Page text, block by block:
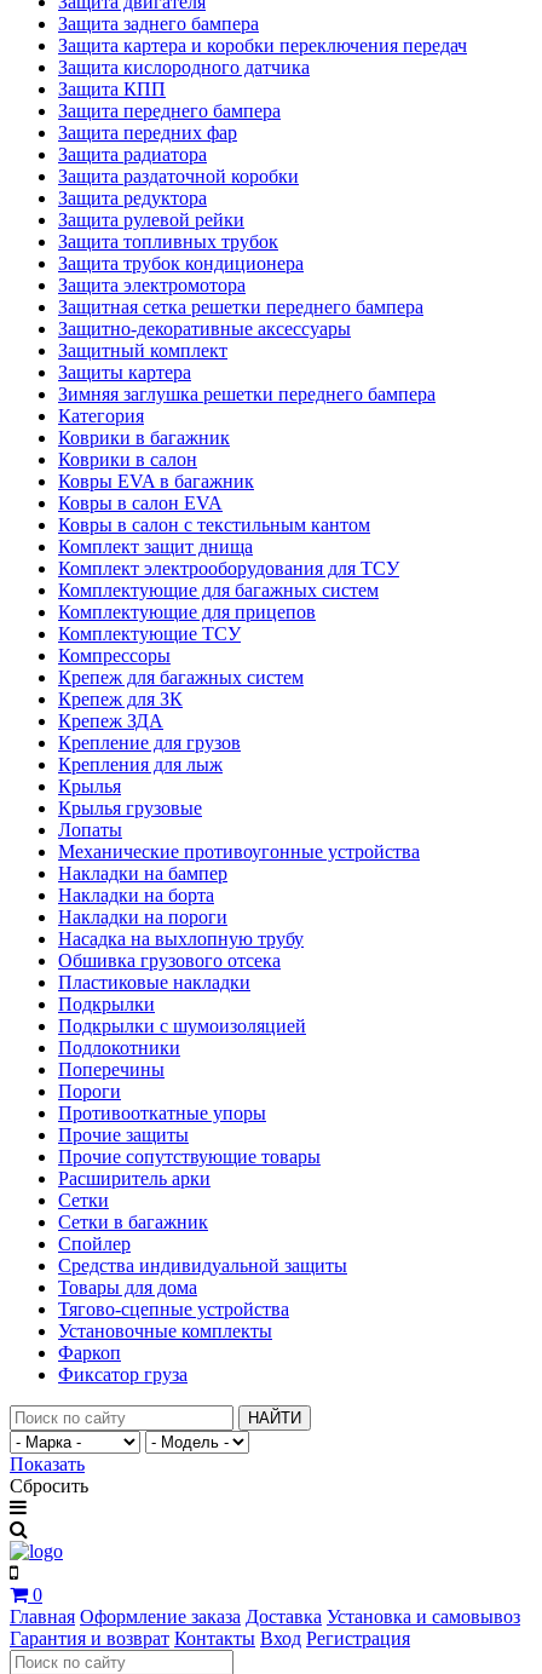
Защита заднего бампера
Защита картера и коробки переключения передач
Защита кислородного датчика
Защита КПП
Защита переднего бампера
Защита передних фар
Защита радиатора
Защита раздаточной коробки
Защита редуктора
Защита рулевой рейки
Защита топливных трубок
Защита трубок кондиционера
Защита электромотора
Защитная сетка решетки переднего бампера
Защитно-декоративные аксессуары
Защитный комплект
Защиты картера
Зимняя заглушка решетки переднего бампера
Категория
Коврики в багажник
Коврики в салон
Ковры EVA в багажник
Ковры в салон EVA
Ковры в салон с текстильным кантом
Комплект защит днища
Комплект электрооборудования для ТСУ
Комплектующие для багажных систем
Комплектующие для прицепов
Комплектующие ТСУ
Компрессоры
Крепеж для багажных систем
Крепеж для ЗК
Крепеж ЗДА
Крепление для грузов
Крепления для лыж
Крылья
Крылья грузовые
Лопаты
Механические противоугонные устройства
Накладки на бампер
Накладки на борта
Накладки на пороги
Насадка на выхлопную трубу
Обшивка грузового отсека
Пластиковые накладки
Подкрылки
Подкрылки с шумоизоляцией
Подлокотники
Поперечины
Пороги
Противооткатные упоры
Прочие защиты
Прочие сопутствующие товары
Расширитель арки
Сетки
Сетки в багажник
Спойлер
Средства индивидуальной защиты
Товары для дома
Тягово-сцепные устройства
Установочные комплекты
Фаркоп
Фиксатор груза
НАЙТИ
Показать
Сбросить
0
Главная Оформление заказа Доставка Установка и самовывоз
Гарантия и возврат Контакты Вход Регистрация